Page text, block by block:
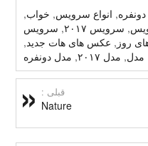
دونفره, انواع سرویس , خواب,
, سرویس ۲۰۱۷ , سرویس
روز, عکس های هات جدید,
مدل , مدل ۲۰۱۷ , مدل دونفره
قبلی :
Nature